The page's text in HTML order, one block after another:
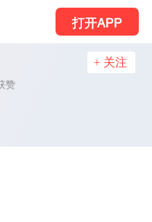
打开APP
赞
+ 关注